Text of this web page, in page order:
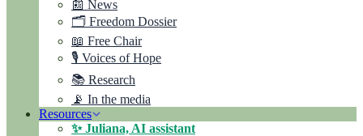
📰 News
🗂️ Freedom Dossier
📖 Free Chair
🎙️ Voices of Hope
📚 Research
📡 In the media
Resources
✨ Juliana, AI assistant